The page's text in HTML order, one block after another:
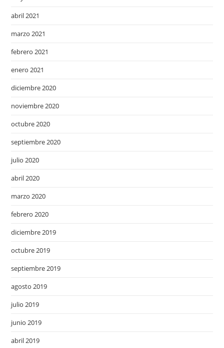
abril 2021
marzo 2021
febrero 2021
enero 2021
diciembre 2020
noviembre 2020
octubre 2020
septiembre 2020
julio 2020
abril 2020
marzo 2020
febrero 2020
diciembre 2019
octubre 2019
septiembre 2019
agosto 2019
julio 2019
junio 2019
abril 2019